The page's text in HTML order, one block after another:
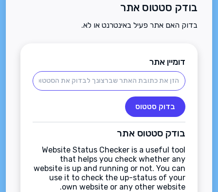
בודק סטטוס אתר
בדוק האם אתר פעיל באינטרנט או לא.
דומיין אתר
בדוק סטטוס
בודק סטטוס אתר
Website Status Checker is a useful tool
that helps you check whether any
website is up and running or not. You can
use it to check the up-status of your
own website or any other website.